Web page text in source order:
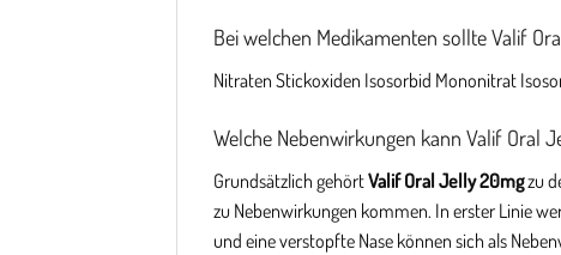
Bei welchen Medikamenten sollte Valif
Nitraten Stickoxiden Isosorbid Mononitrat
Welche Nebenwirkungen kann Valif Oral
Grundsätzlich gehörtValif Oral Jelly 20mgzu
zu Nebenwirkungen kommen. In erster Linie
und eine verstopfte Nase können sich als